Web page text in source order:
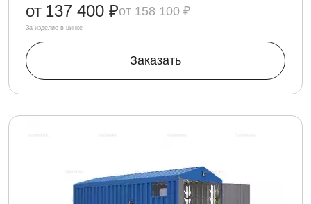
158 100 ₽
от 137 400 ₽
За изделие в цинке
Заказать